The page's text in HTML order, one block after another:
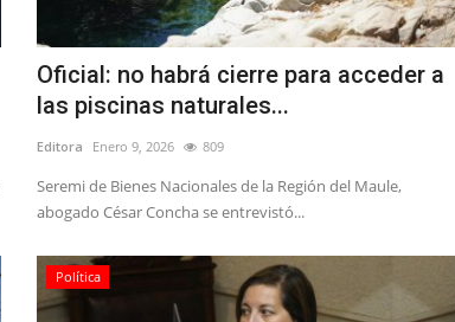
Oficial: no habrá cierre para acceder a
las piscinas naturales...
Editora Enero 9, 2026 809
Seremi de Bienes Nacionales de la Región del Maule,
abogado César Concha se entrevistó...
Política